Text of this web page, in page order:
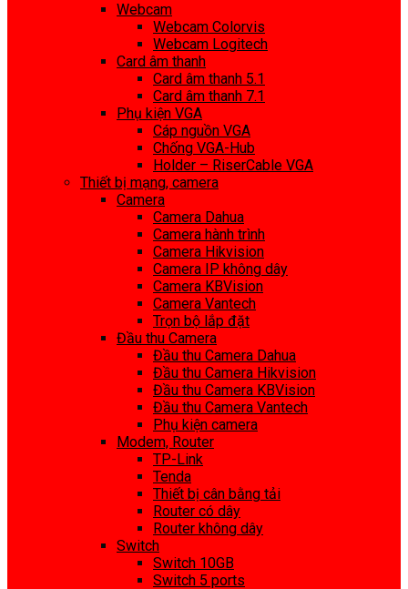
Webcam
Webcam Colorvis
Webcam Logitech
Card âm thanh
Card âm thanh 5.1
Card âm thanh 7.1
Phụ kiện VGA
Cáp nguồn VGA
Chống VGA-Hub
Holder – RiserCable VGA
Thiết bị mạng, camera
Camera
Camera Dahua
Camera hành trình
Camera Hikvision
Camera IP không dây
Camera KBVision
Camera Vantech
Trọn bộ lắp đặt
Đầu thu Camera
Đầu thu Camera Dahua
Đầu thu Camera Hikvision
Đầu thu Camera KBVision
Đầu thu Camera Vantech
Phụ kiện camera
Modem, Router
TP-Link
Tenda
Thiết bị cân bằng tải
Router có dây
Router không dây
Switch
Switch 10GB
Switch 5 ports